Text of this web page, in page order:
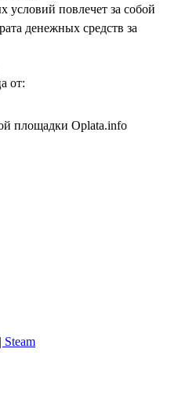
повлечет за собой
денежных средств за
от:
площадки Oplata.info